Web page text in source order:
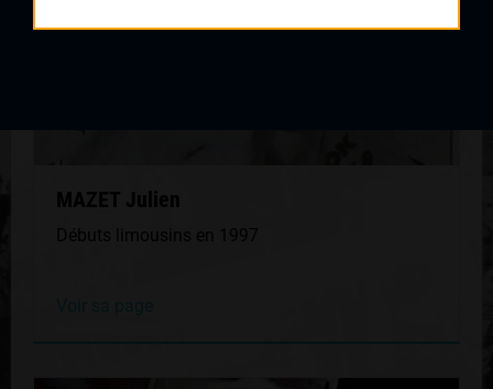
MAZET Julien
Débuts limousins en 1997